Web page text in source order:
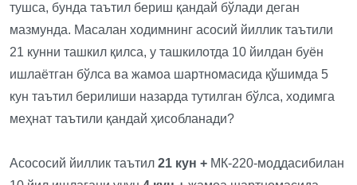
тушса, бунда таътил бериш қандай бўлади деган
мазмунда. Масалан ходимнинг асосий йиллик таътили
21 кунни ташкил қилса, у ташкилотда 10 йилдан буён
ишлаётган бўлса ва жамоа шартномасида қўшимда 5
кун таътил берилиши назарда тутилган бўлса, ходимга
меҳнат таътили қандай ҳисобланади?
Асососий йиллик таътил 21 кун + МК-220-моддасибилан